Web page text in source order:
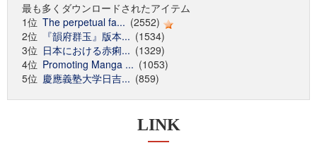
最も多くダウンロードされたアイテム
1位 The perpetual fa... (2552)
2位
『韻府群玉』版本... (1534)
3位 日本における赤痢... (1329)
4位 Promoting Manga ... (1053)
5位 慶應義塾大学日吉... (859)
LINK